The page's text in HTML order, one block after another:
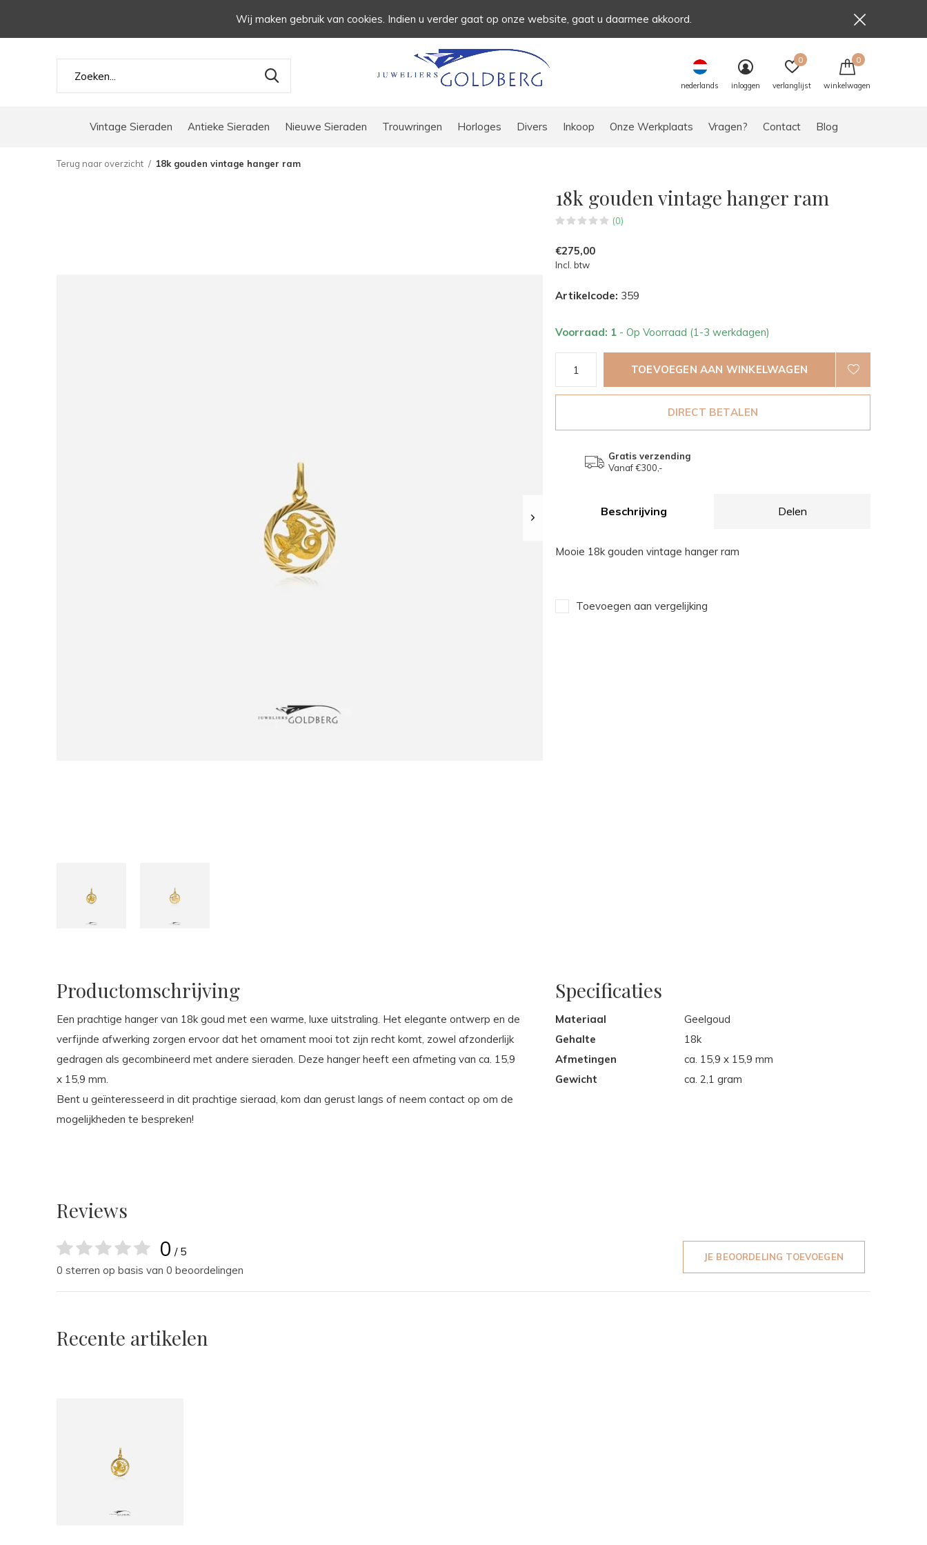
Vintage Sieraden Antieke Sieraden Nieuwe Sieraden Trouwringen Horloges Divers Inkoop Onze Werkplaats Vragen? Contact Blog
nederlands inloggen verlanglijst
0
winkelwagen
0
Wij maken gebruik van cookies. Indien u verder gaat op onze website, gaat u daarmee akkoord.
Terug naar overzicht 18k gouden vintage hanger ram
18k gouden vintage hanger ram
(0)
€275,00
Incl. btw
Artikelcode: 359
Voorraad: 1 - Op Voorraad (1-3 werkdagen)
TOEVOEGEN AAN WINKELWAGEN
DIRECT BETALEN
Gratis verzending
Vanaf €300,-
Beschrijving Delen
Mooie 18k gouden vintage hanger ram
Toevoegen aan vergelijking
Productomschrijving
Een prachtige hanger van 18k goud met een warme, luxe uitstraling. Het elegante ontwerp en de
verfijnde afwerking zorgen ervoor dat het ornament mooi tot zijn recht komt, zowel afzonderlijk
gedragen als gecombineerd met andere sieraden. Deze hanger heeft een afmeting van ca. 15,9
x 15,9 mm.
Bent u geïnteresseerd in dit prachtige sieraad, kom dan gerust langs of neem contact op om de
mogelijkheden te bespreken!
Specificaties
Materiaal
Geelgoud
Gehalte
18k
Afmetingen
ca. 15,9 x 15,9 mm
Gewicht
ca. 2,1 gram
Reviews
0 / 5
0 sterren op basis van 0 beoordelingen
JE BEOORDELING TOEVOEGEN
Recente artikelen